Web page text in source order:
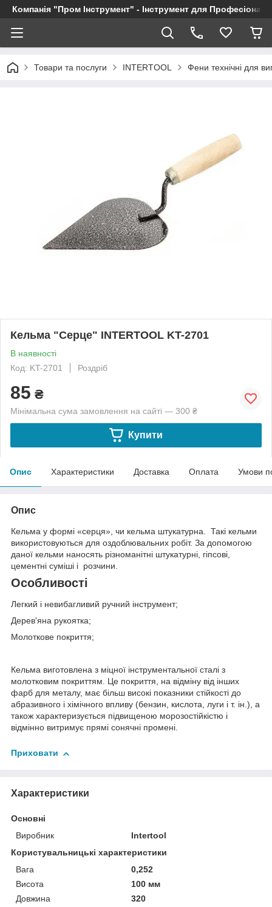
Компанія "Пром Інструмент" - Інструмент для
Товари та послуги INTERTOOL Фени технічні для
Кельма "Серце" INTERTOOL KT-2701
В наявності
Код: KT-2701
Роздріб
85 ₴
Мінімальна сума замовлення на сайті — 300 ₴
Купити
Опис Характеристики Доставка Оплата Умови
Опис
Кельма у формі «серця», чи кельма штукатурна. Такі кельми
використовуються для оздоблювальних робіт. За допомогою
даної кельми наносять різноманітні штукатурні, гіпсові,
цементні суміші і розчини.
Особливості
Легкий і невибагливий ручний інструмент;
Дерев'яна рукоятка;
Молоткове покриття;
Кельма виготовлена з міцної інструментальної сталі з
молотковим покриттям. Це покриття, на відміну від інших
фарб для металу, має більш високі показники стійкості до
абразивного і хімічного впливу (бензин, кислота, луги і т. ін.), а
також характеризується підвищеною морозостійкістю і
відмінно витримує прямі сонячні промені.
Приховати
Характеристики
Основні
Виробник
Intertool
Користувальницькі характеристики
Вага
0,252
Висота
100 мм
Довжина
320